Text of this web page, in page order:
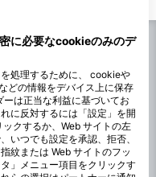
に必要なcookieのみのデ
処理するために、 cookieや
どの情報をデバイス上に保存
は正当な利益に基づいてお
に反対するには「設定」を開
クするか、Web サイトの左
いつでも設定を承認、拒否、
紋または Web サイトのフッ
」メニュー項目をクリックす